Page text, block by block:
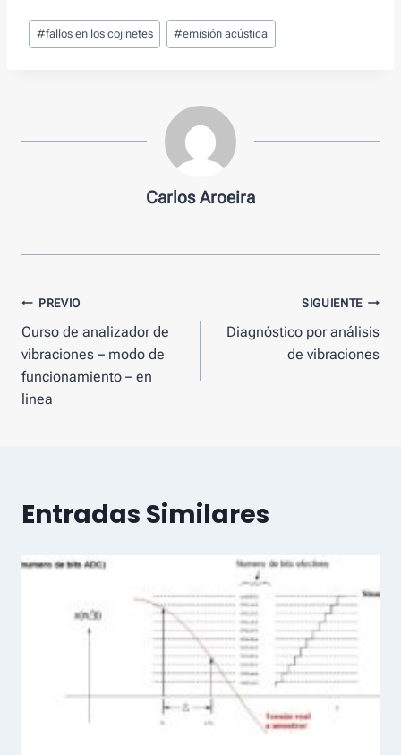
Tags
de
#fallos en los cojinetes #emisión acústica
Carlos Aroeira
Mensaje
de
navegación
PREVIO
Curso de analizador de
vibraciones – modo de
funcionamiento – en
linea
SIGUIENTE
Diagnóstico por análisis
de vibraciones
Entradas Similares